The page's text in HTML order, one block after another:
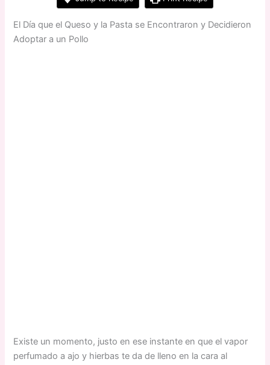
El Día que el Queso y la Pasta se Encontraron y Decidieron
Adoptar a un Pollo
Existe un momento, justo en ese instante en que el vapor
perfumado a ajo y hierbas te da de lleno en la cara al